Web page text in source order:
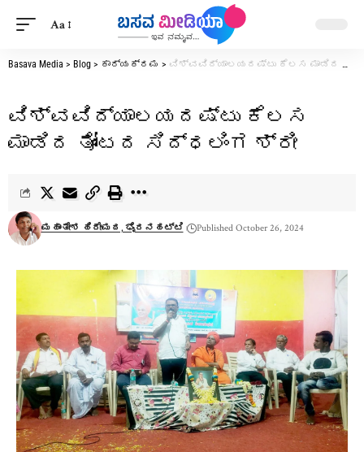
Aa
Basava Media > Blog > ಕಾರ್ಯಕ್ರಮ > ವಿಶ್ವವಿದ್ಯಾಲಯದಷ್ಟು ಕೆಲಸ ಮಾಡಿದ ತೋಂಟದ ಸಿದ್ಧಲಿಂಗ ಶ್ರೀ
ವಿಶ್ವವಿದ್ಯಾಲಯದಷ್ಟು ಕೆಲಸ
ಮಾಡಿದ ತೋಂಟದ ಸಿದ್ಧಲಿಂಗ ಶ್ರೀ
ಮಹಾಂತೇಶ ಹಿರೇಮಠ, ಭೈರನಹಟ್ಟಿ Published October 26, 2024